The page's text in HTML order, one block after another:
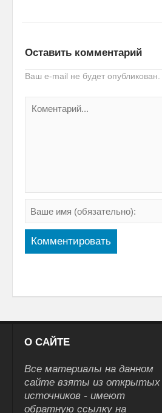
Оставить комментарий
Ваш e-mail не будет опубликован.
О САЙТЕ
Все материалы на данном
сайте взяты из открытых
источников - имеют
обратную ссылку на